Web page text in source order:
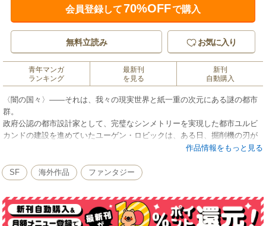
会員登録して70%OFFで購入
無料立読み お気に入り
青年マンガ
ランキング
最新刊
を見る
新刊
自動購入
〈闇の国々〉――それは、我々の現実世界と紙一重の次元にある謎の都市
群。
政府公認の都市設計家として、完璧なシンメトリーを実現した都市ユルビ
カンドの建設を進めていたユーゲン・ロビックは、ある日、掘削機の刃が
欠けてしまうほど堅固な物質でできた、奇妙な立方体の骨組みを手に入れ
た。刻々と成長を続ける立方体はやがて部屋を突き抜け、外部世界を侵食
しはじめるが……。
(この作品は『闇の国々』に収録されています。重複購入にご注意ください)
作品情報をもっと見る
SF 海外作品 ファンタジー